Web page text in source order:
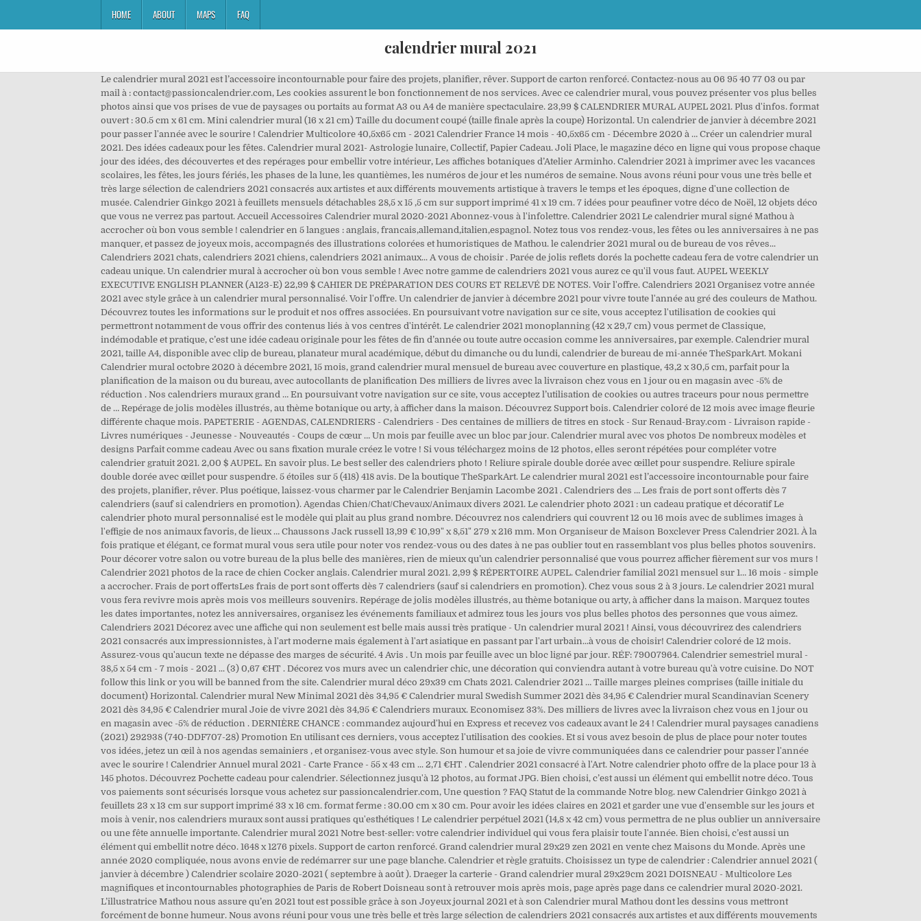
HOME ABOUT MAPS FAQ
calendrier mural 2021
Le calendrier mural 2021 est l’accessoire incontournable pour faire des projets, planifier, rêver. Support de carton renforcé. Contactez-nous au 06 95 40 77 03 ou par mail à : contact@passioncalendrier.com, Les cookies assurent le bon fonctionnement de nos services. Avec ce calendrier mural, vous pouvez présenter vos plus belles photos ainsi que vos prises de vue de paysages ou portaits au format A3 ou A4 de manière spectaculaire. 23,99 $ CALENDRIER MURAL AUPEL 2021. Plus d'infos. format ouvert : 30.5 cm x 61 cm. Mini calendrier mural (16 x 21 cm) Taille du document coupé (taille finale après la coupe) Horizontal. Un calendrier de janvier à décembre 2021 pour passer l'année avec le sourire ! Calendrier Multicolore 40,5x65 cm - 2021 Calendrier France 14 mois - 40,5x65 cm - Décembre 2020 à … Créer un calendrier mural 2021. Des idées cadeaux pour les fêtes. Calendrier mural 2021- Astrologie lunaire, Collectif, Papier Cadeau. Joli Place, le magazine déco en ligne qui vous propose chaque jour des idées, des découvertes et des repérages pour embellir votre intérieur, Les affiches botaniques d’Atelier Arminho. Calendrier 2021 à imprimer avec les vacances scolaires, les fêtes, les jours fériés, les phases de la lune, les quantièmes, les numéros de jour et les numéros de semaine. Nous avons réuni pour vous une très belle et très large sélection de calendriers 2021 consacrés aux artistes et aux différents mouvements artistique à travers le temps et les époques, digne d'une collection de musée. Calendrier Ginkgo 2021 à feuillets mensuels détachables 28,5 x 15 ,5 cm sur support imprimé 41 x 19 cm. 7 idées pour peaufiner votre déco de Noël, 12 objets déco que vous ne verrez pas partout. Accueil Accessoires Calendrier mural 2020-2021 Abonnez-vous à l'infolettre. Calendrier 2021 Le calendrier mural signé Mathou à accrocher où bon vous semble ! calendrier en 5 langues : anglais, francais,allemand,italien,espagnol. Notez tous vos rendez-vous, les fêtes ou les anniversaires à ne pas manquer, et passez de joyeux mois, accompagnés des illustrations colorées et humoristiques de Mathou. le calendrier 2021 mural ou de bureau de vos rêves... Calendriers 2021 chats, calendriers 2021 chiens, calendriers 2021 animaux... A vous de choisir . Parée de jolis reflets dorés la pochette cadeau fera de votre calendrier un cadeau unique. Un calendrier mural à accrocher où bon vous semble ! Avec notre gamme de calendriers 2021 vous aurez ce qu'il vous faut. AUPEL WEEKLY EXECUTIVE ENGLISH PLANNER (A123-E) 22,99 $ CAHIER DE PRÉPARATION DES COURS ET RELEVÉ DE NOTES. Voir l'offre. Calendriers 2021 Organisez votre année 2021 avec style grâce à un calendrier mural personnalisé. Voir l'offre. Un calendrier de janvier à décembre 2021 pour vivre toute l'année au gré des couleurs de Mathou. Découvrez toutes les informations sur le produit et nos offres associées. En poursuivant votre navigation sur ce site, vous acceptez l'utilisation de cookies qui permettront notamment de vous offrir des contenus liés à vos centres d'intérêt. Le calendrier 2021 monoplanning (42 x 29,7 cm) vous permet de Classique, indémodable et pratique, c’est une idée cadeau originale pour les fêtes de fin d’année ou toute autre occasion comme les anniversaires, par exemple. Calendrier mural 2021, taille A4, disponible avec clip de bureau, planateur mural académique, début du dimanche ou du lundi, calendrier de bureau de mi-année TheSparkArt. Mokani Calendrier mural octobre 2020 à décembre 2021, 15 mois, grand calendrier mural mensuel de bureau avec couverture en plastique, 43,2 x 30,5 cm, parfait pour la planification de la maison ou du bureau, avec autocollants de planification Des milliers de livres avec la livraison chez vous en 1 jour ou en magasin avec -5% de réduction . Nos calendriers muraux grand … En poursuivant votre navigation sur ce site, vous acceptez l’utilisation de cookies ou autres traceurs pour nous permettre de … Repérage de jolis modèles illustrés, au thème botanique ou arty, à afficher dans la maison. Découvrez Support bois. Calendrier coloré de 12 mois avec image fleurie différente chaque mois. PAPETERIE - AGENDAS, CALENDRIERS - Calendriers - Des centaines de milliers de titres en stock - Sur Renaud-Bray.com - Livraison rapide - Livres numériques - Jeunesse - Nouveautés - Coups de cœur … Un mois par feuille avec un bloc par jour. Calendrier mural avec vos photos De nombreux modèles et designs Parfait comme cadeau Avec ou sans fixation murale créez le votre ! Si vous téléchargez moins de 12 photos, elles seront répétées pour compléter votre calendrier gratuit 2021. 2,00 $ AUPEL. En savoir plus. Le best seller des calendriers photo ! Reliure spirale double dorée avec œillet pour suspendre. Reliure spirale double dorée avec œillet pour suspendre. 5 étoiles sur 5 (418) 418 avis. De la boutique TheSparkArt. Le calendrier mural 2021 est l’accessoire incontournable pour faire des projets, planifier, rêver. Plus poétique, laissez-vous charmer par le Calendrier Benjamin Lacombe 2021 . Calendriers des … Les frais de port sont offerts dès 7 calendriers (sauf si calendriers en promotion). Agendas Chien/Chat/Chevaux/Animaux divers 2021. Le calendrier photo 2021 : un cadeau pratique et décoratif Le calendrier photo mural personnalisé est le modèle qui plait au plus grand nombre. Découvrez nos calendriers qui couvrent 12 ou 16 mois avec de sublimes images à l'effigie de nos animaux favoris, de lieux … Chaussons Jack russell 13,99 € 10,99" x 8,51" 279 x 216 mm. Mon Organiseur de Maison Boxclever Press Calendrier 2021. À la fois pratique et élégant, ce format mural vous sera utile pour noter vos rendez-vous ou des dates à ne pas oublier tout en rassemblant vos plus belles photos souvenirs. Pour décorer votre salon ou votre bureau de la plus belle des manières, rien de mieux qu’un calendrier personnalisé que vous pourrez afficher fièrement sur vos murs ! Calendrier 2021 photos de la race de chien Cocker anglais. Calendrier mural 2021. 2,99 $ RÉPERTOIRE AUPEL. Calendrier familial 2021 mensuel sur 1… 16 mois - simple a accrocher. Frais de port offertsLes frais de port sont offerts dès 7 calendriers (sauf si calendriers en promotion). Chez vous sous 2 à 3 jours. Le calendrier 2021 mural vous fera revivre mois après mois vos meilleurs souvenirs. Repérage de jolis modèles illustrés, au thème botanique ou arty, à afficher dans la maison. Marquez toutes les dates importantes, notez les anniversaires, organisez les événements familiaux et admirez tous les jours vos plus belles photos des personnes que vous aimez. Calendriers 2021 Décorez avec une affiche qui non seulement est belle mais aussi très pratique - Un calendrier mural 2021 ! Ainsi, vous découvrirez des calendriers 2021 consacrés aux impressionnistes, à l'art moderne mais également à l'art asiatique en passant par l'art urbain...à vous de choisir! Calendrier coloré de 12 mois. Assurez-vous qu'aucun texte ne dépasse des marges de sécurité. 4 Avis . Un mois par feuille avec un bloc ligné par jour. RÉF: 79007964. Calendrier semestriel mural - 38,5 x 54 cm - 7 mois - 2021 ... (3) 0,67 €HT . Décorez vos murs avec un calendrier chic, une décoration qui conviendra autant à votre bureau qu'à votre cuisine. Do NOT follow this link or you will be banned from the site. Calendrier mural déco 29x39 cm Chats 2021. Calendrier 2021 … Taille marges pleines comprises (taille initiale du document) Horizontal. Calendrier mural New Minimal 2021 dès 34,95 € Calendrier mural Swedish Summer 2021 dès 34,95 € Calendrier mural Scandinavian Scenery 2021 dès 34,95 € Calendrier mural Joie de vivre 2021 dès 34,95 € Calendriers muraux. Economisez 33%. Des milliers de livres avec la livraison chez vous en 1 jour ou en magasin avec -5% de réduction . DERNIÈRE CHANCE : commandez aujourd'hui en Express et recevez vos cadeaux avant le 24 ! Calendrier mural paysages canadiens (2021) 292938 (740-DDF707-28) Promotion En utilisant ces derniers, vous acceptez l'utilisation des cookies. Et si vous avez besoin de plus de place pour noter toutes vos idées, jetez un œil à nos agendas semainiers , et organisez-vous avec style. Son humour et sa joie de vivre communiquées dans ce calendrier pour passer l'année avec le sourire ! Calendrier Annuel mural 2021 - Carte France - 55 x 43 cm ... 2,71 €HT . Calendrier 2021 consacré à l'Art. Notre calendrier photo offre de la place pour 13 à 145 photos. Découvrez Pochette cadeau pour calendrier. Sélectionnez jusqu'à 12 photos, au format JPG. Bien choisi, c’est aussi un élément qui embellit notre déco. Tous vos paiements sont sécurisés lorsque vous achetez sur passioncalendrier.com, Une question ? FAQ Statut de la commande Notre blog. new Calendrier Ginkgo 2021 à feuillets 23 x 13 cm sur support imprimé 33 x 16 cm. format ferme : 30.00 cm x 30 cm. Pour avoir les idées claires en 2021 et garder une vue d'ensemble sur les jours et mois à venir, nos calendriers muraux sont aussi pratiques qu'esthétiques ! Le calendrier perpétuel 2021 (14,8 x 42 cm) vous permettra de ne plus oublier un anniversaire ou une fête annuelle importante. Calendrier mural 2021 Notre best-seller: votre calendrier individuel qui vous fera plaisir toute l'année. Bien choisi, c’est aussi un élément qui embellit notre déco. 1648 x 1276 pixels. Support de carton renforcé. Grand calendrier mural 29x29 zen 2021 en vente chez Maisons du Monde. Après une année 2020 compliquée, nous avons envie de redémarrer sur une page blanche. Calendrier et règle gratuits. Choisissez un type de calendrier : Calendrier annuel 2021 ( janvier à décembre ) Calendrier scolaire 2020-2021 ( septembre à août ). Draeger la carterie - Grand calendrier mural 29x29cm 2021 DOISNEAU - Multicolore Les magnifiques et incontournables photographies de Paris de Robert Doisneau sont à retrouver mois après mois, page après page dans ce calendrier mural 2020-2021. L’illustratrice Mathou nous assure qu’en 2021 tout est possible grâce à son Joyeux journal 2021 et à son Calendrier mural Mathou dont les dessins v